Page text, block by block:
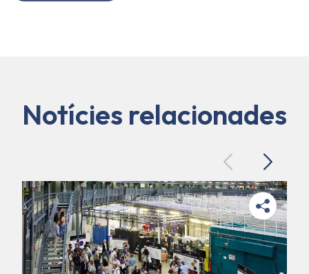
Notícies relacionades
PreviousNext